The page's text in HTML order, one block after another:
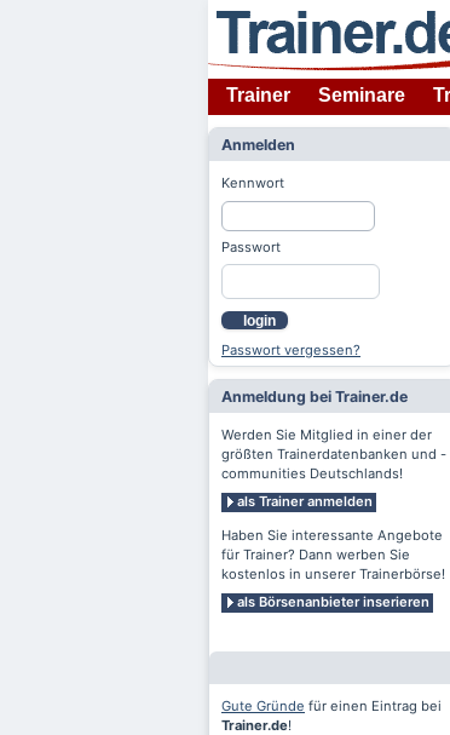
Trainer Seminare
Anmelden
Kennwort
Passwort
login
Passwort vergessen?
Anmeldung bei Trainer.de
Werden Sie Mitglied in einer der
größten Trainerdatenbanken und -
communities Deutschlands!
als Trainer anmelden
Haben Sie interessante Angebote
für Trainer? Dann werben Sie
kostenlos in unserer Trainerbörse!
als Börsenanbieter inserieren
Gute Gründe für einen Eintrag bei
Trainer.de!